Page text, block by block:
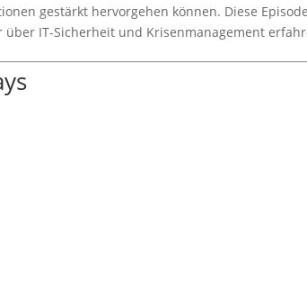
gestärkt hervorgehen können. Diese
IT-Sicherheit und Krisenmanagement